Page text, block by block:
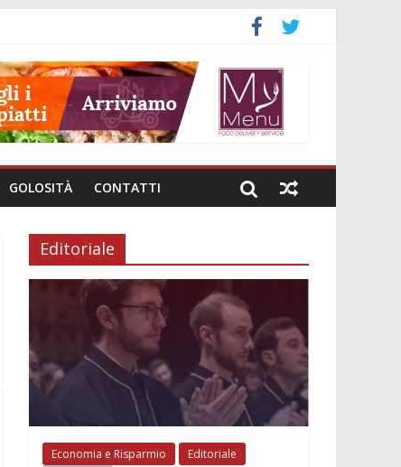
GOLOSITÀ CONTATTI
Editoriale
Economia e Risparmio
Editoriale